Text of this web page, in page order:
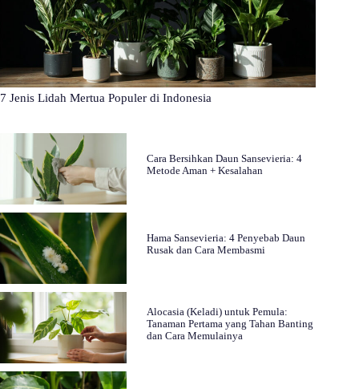
7 Jenis Lidah Mertua Populer di Indonesia
Cara Bersihkan Daun Sansevieria: 4
Metode Aman + Kesalahan
Hama Sansevieria: 4 Penyebab Daun
Rusak dan Cara Membasmi
Alocasia (Keladi) untuk Pemula:
Tanaman Pertama yang Tahan Banting
dan Cara Memulainya